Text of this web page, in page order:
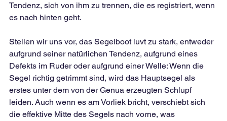
Tendenz, sich von ihm zu trennen, die es registriert, wenn
es nach hinten geht.
Stellen wir uns vor, das Segelboot luvt zu stark, entweder
aufgrund seiner natürlichen Tendenz, aufgrund eines
Defekts im Ruder oder aufgrund einer Welle: Wenn die
Segel richtig getrimmt sind, wird das Hauptsegel als
erstes unter dem von der Genua erzeugten Schlupf
leiden. Auch wenn es am Vorliek bricht, verschiebt sich
die effektive Mitte des Segels nach vorne, was